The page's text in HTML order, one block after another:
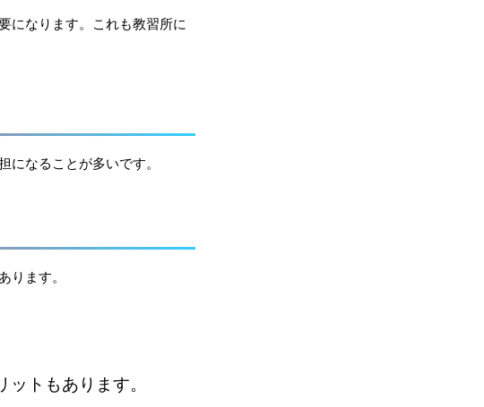
になります。これも教習所に
になることが多いです。
ります。
トもあります。